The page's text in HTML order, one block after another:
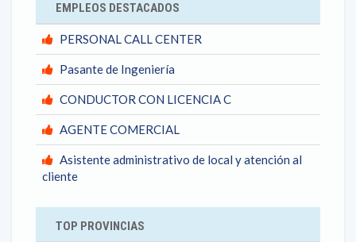
EMPLEOS DESTACADOS
PERSONAL CALL CENTER
Pasante de Ingeniería
CONDUCTOR CON LICENCIA C
AGENTE COMERCIAL
Asistente administrativo de local y atención al
cliente
TOP PROVINCIAS